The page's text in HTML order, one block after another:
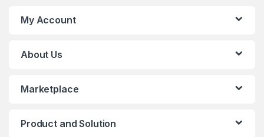
My Account
About Us
Marketplace
Product and Solution